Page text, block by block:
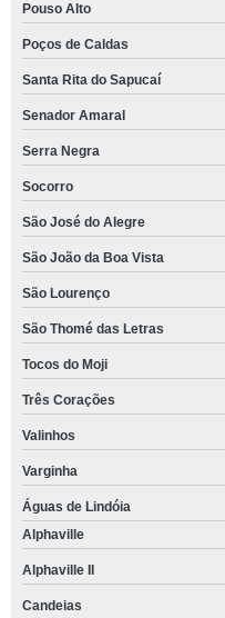
Pouso Alto
Poços de Caldas
Santa Rita do Sapucaí
Senador Amaral
Serra Negra
Socorro
São José do Alegre
São João da Boa Vista
São Lourenço
São Thomé das Letras
Tocos do Moji
Três Corações
Valinhos
Varginha
Águas de Lindóia
Alphaville
Alphaville II
Candeias